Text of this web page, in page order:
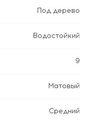
Под дерево
Водостойкий
9
Матовый
Средний